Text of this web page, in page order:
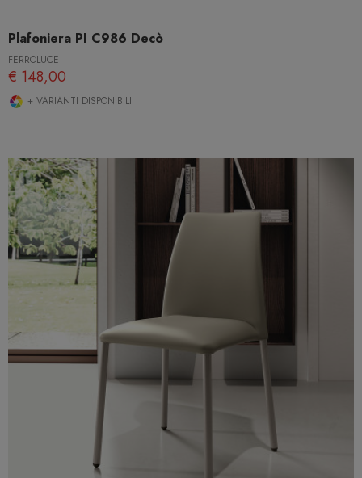
Plafoniera PI C986 Decò
FERROLUCE
€ 148,00
+ VARIANTI DISPONIBILI